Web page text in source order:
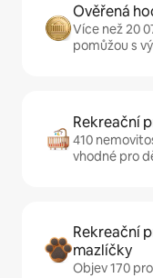
Ověřená
Více než 20
pomůžou s
Rekreační
410
vhodné pro
Rekreační
mazlíčky
Objev 170